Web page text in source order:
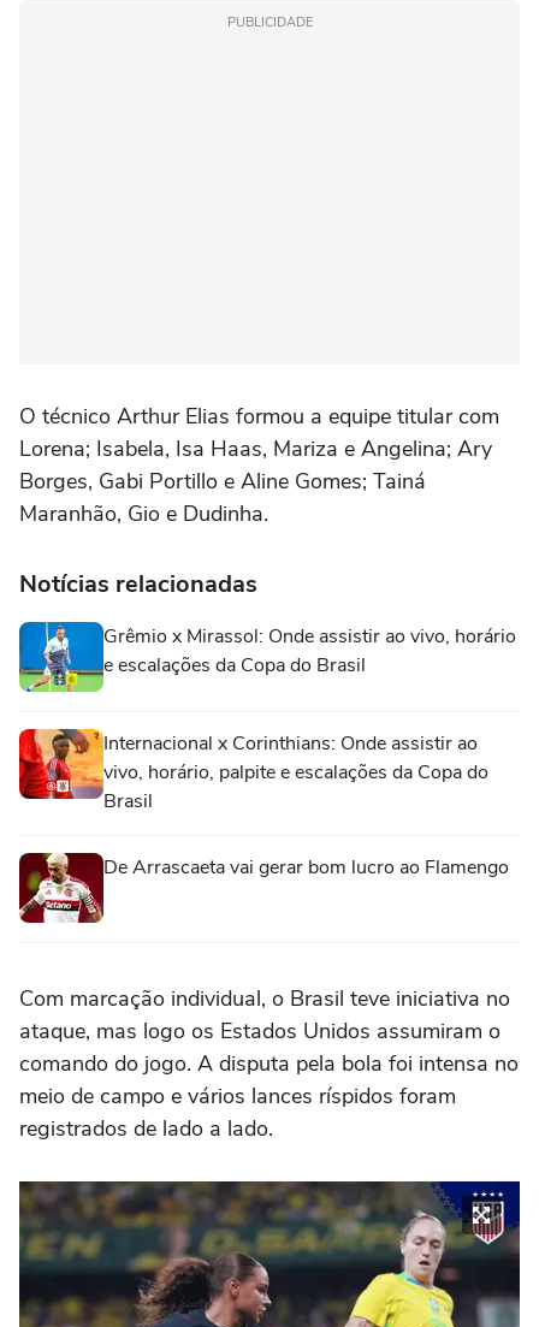
PUBLICIDADE
O técnico Arthur Elias formou a equipe titular com
Lorena; Isabela, Isa Haas, Mariza e Angelina; Ary
Borges, Gabi Portillo e Aline Gomes; Tainá
Maranhão, Gio e Dudinha.
Notícias relacionadas
Grêmio x Mirassol: Onde assistir ao vivo, horário
e escalações da Copa do Brasil
Internacional x Corinthians: Onde assistir ao
vivo, horário, palpite e escalações da Copa do
Brasil
De Arrascaeta vai gerar bom lucro ao Flamengo
Com marcação individual, o Brasil teve iniciativa no
ataque, mas logo os Estados Unidos assumiram o
comando do jogo. A disputa pela bola foi intensa no
meio de campo e vários lances ríspidos foram
registrados de lado a lado.